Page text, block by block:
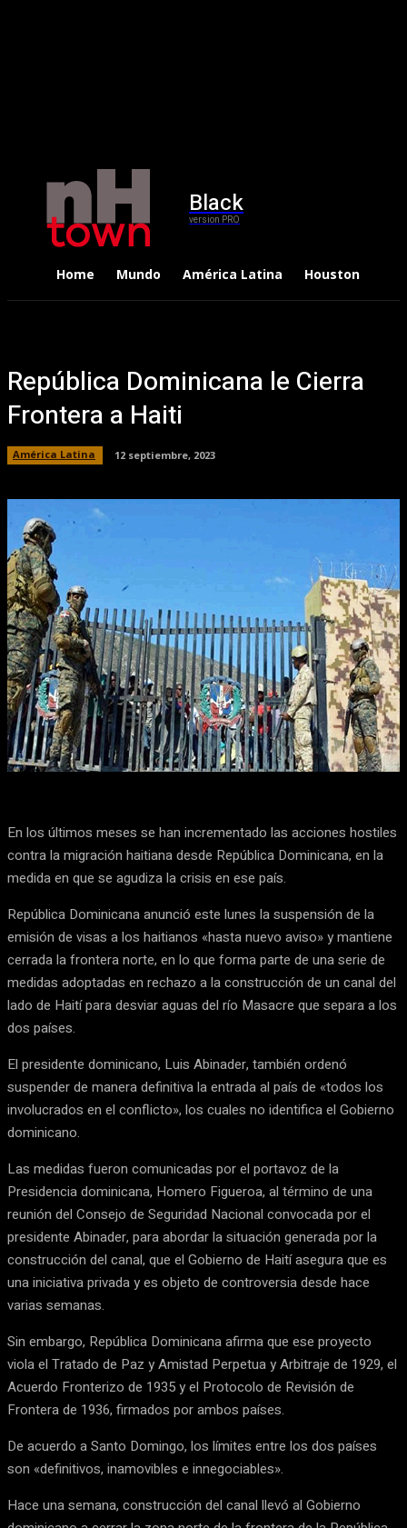
Black
version PRO
Home Mundo América Latina Houston
República Dominicana le Cierra
Frontera a Haiti
América Latina 12 septiembre, 2023
Facebook X Pinterest WhatsApp
En los últimos meses se han incrementado las acciones hostiles
contra la migración haitiana desde República Dominicana, en la
medida en que se agudiza la crisis en ese país.
República Dominicana anunció este lunes la suspensión de la
emisión de visas a los haitianos «hasta nuevo aviso» y mantiene
cerrada la frontera norte, en lo que forma parte de una serie de
medidas adoptadas en rechazo a la construcción de un canal del
lado de Haití para desviar aguas del río Masacre que separa a los
dos países.
El presidente dominicano, Luis Abinader, también ordenó
suspender de manera definitiva la entrada al país de «todos los
involucrados en el conflicto», los cuales no identifica el Gobierno
dominicano.
Las medidas fueron comunicadas por el portavoz de la
Presidencia dominicana, Homero Figueroa, al término de una
reunión del Consejo de Seguridad Nacional convocada por el
presidente Abinader, para abordar la situación generada por la
construcción del canal, que el Gobierno de Haití asegura que es
una iniciativa privada y es objeto de controversia desde hace
varias semanas.
Sin embargo, República Dominicana afirma que ese proyecto
viola el Tratado de Paz y Amistad Perpetua y Arbitraje de 1929, el
Acuerdo Fronterizo de 1935 y el Protocolo de Revisión de
Frontera de 1936, firmados por ambos países.
De acuerdo a Santo Domingo, los límites entre los dos países
son «definitivos, inamovibles e innegociables».
Hace una semana, construcción del canal llevó al Gobierno